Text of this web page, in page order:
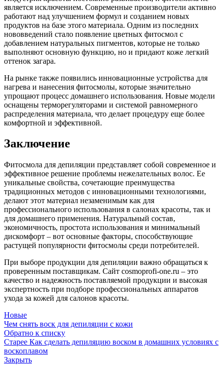
является исключением. Современные производители активно
работают над улучшением формул и созданием новых
продуктов на базе этого материала. Одним из последних
нововведений стало появление цветных фитосмол с
добавлением натуральных пигментов, которые не только
выполняют основную функцию, но и придают коже легкий
оттенок загара.
На рынке также появились инновационные устройства для
нагрева и нанесения фитосмолы, которые значительно
упрощают процесс домашнего использования. Новые модели
оснащены терморегуляторами и системой равномерного
распределения материала, что делает процедуру еще более
комфортной и эффективной.
Заключение
Фитосмола для депиляции представляет собой современное и
эффективное решение проблемы нежелательных волос. Ее
уникальные свойства, сочетающие преимущества
традиционных методов с инновационными технологиями,
делают этот материал незаменимым как для
профессионального использования в салонах красоты, так и
для домашнего применения. Натуральный состав,
экономичность, простота использования и минимальный
дискомфорт – вот основные факторы, способствующие
растущей популярности фитосмолы среди потребителей.
При выборе продукции для депиляции важно обращаться к
проверенным поставщикам. Сайт cosmoprofi-one.ru – это
качество и надежность поставляемой продукции и высокая
экспертность при подборе профессиональных аппаратов
ухода за кожей для салонов красоты.
Новые
Чем снять воск для депиляции с кожи
Обратно к списку
Старее Как сделать депиляцию воском в домашних условиях с
воскоплавом
Закрыть